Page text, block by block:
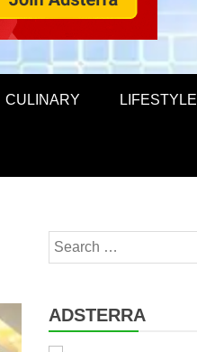
CULINARY LIFESTYLE
Search
for:
ADSTERRA